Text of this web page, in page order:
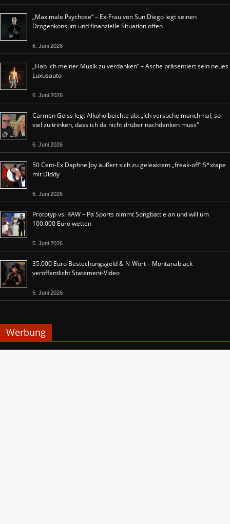
„Maximale Psychose“ – Ex-Frau von Sun Diego legt seinen
Drogenkonsum und finanzielle Situation offen
6. Juni 2026
„Hab ich meiner Musik zu verdanken“ – Asche präsentiert sein neues
Luxusauto
6. Juni 2026
Carmen Geiss legt Alkoholbeichte ab: „Ich versuche manchmal, so
viel zu trinken, dass ich da nicht drüber nachdenken muss“
6. Juni 2026
50 Cent-Ex Daphne Joy äußert sich zu geleaktem „freak-off“ S*xtape
mit Diddy
6. Juni 2026
Prototyp vs. RAW – Pa Sports nimmt Songbattle an und will um
100.000 Euro wetten
5. Juni 2026
35.000 Euro Bestechungsgeld & N-Wort – Montanablack
veröffentlicht Statement-Video
5. Juni 2026
Werbung